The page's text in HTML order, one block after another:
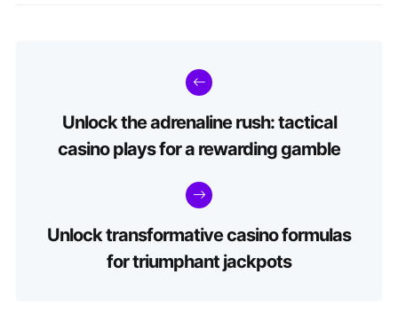
Unlock the adrenaline rush: tactical
casino plays for a rewarding gamble
Unlock transformative casino formulas
for triumphant jackpots